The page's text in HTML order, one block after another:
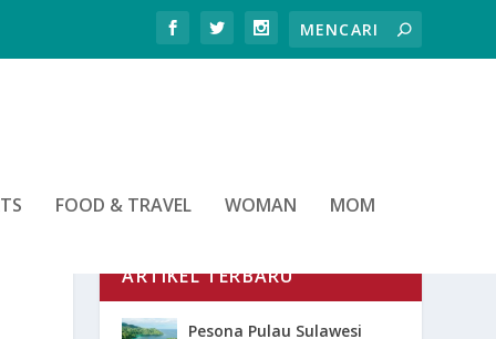
FOOD & TRAVEL WOMAN MOM
ARTIKEL TERBARU
Pesona Pulau Sulawesi